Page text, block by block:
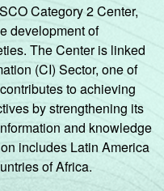
Category 2 Center,
development of
The Center is linked
(CI) Sector, one of
to achieving
by strengthening its
and knowledge
includes Latin America
of Africa.